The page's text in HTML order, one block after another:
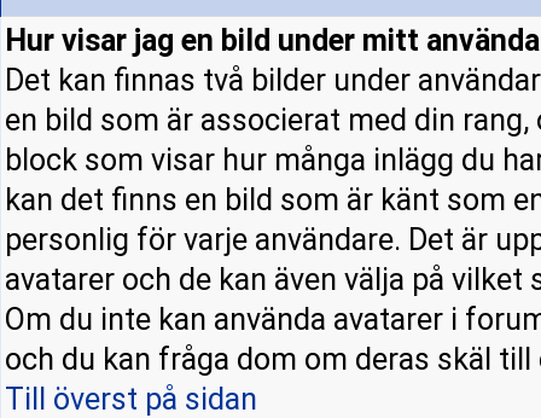
Hur visar jag en bild under mitt
Det kan finnas två bilder under
en bild som är associerat med din
block som visar hur många inlägg du
kan det finns en bild som är känt som
personlig för varje användare. Det är
avatarer och de kan även välja på
Om du inte kan använda avatarer i
och du kan fråga dom om deras skäl
Till överst på sidan